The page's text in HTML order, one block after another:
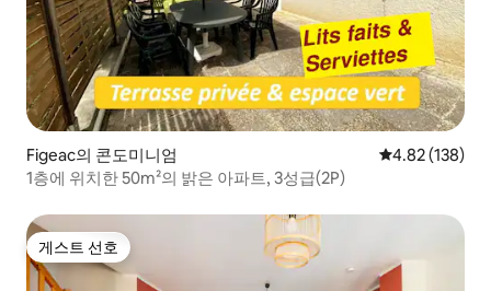
Figeac의 콘도미니엄 평점 4.82점(5
4.82 (138)
1층에 위치한 50m²의 밝은 아파트, 3성급(2P)
게스트 선호
게스트 선호